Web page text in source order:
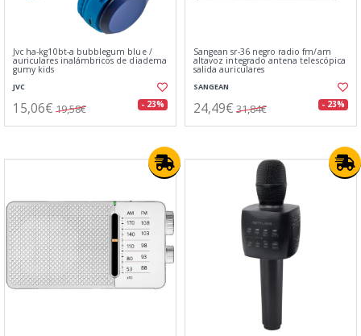
Jvc ha-kg10bt-a bubblegum blue /
auriculares inalámbricos de diadema
gumy kids
JVC
15,06€ 19,58€ - 23%
Sangean sr-36 negro radio fm/am
altavoz integrado antena telescópica
salida auriculares
SANGEAN
24,49€ 31,84€ - 23%